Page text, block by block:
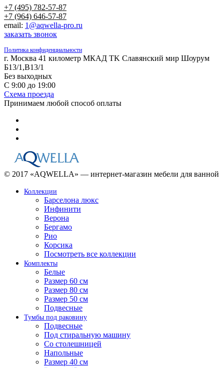
+7 (495) 782-57-87
+7 (964) 646-57-87
email: 1@aqwella-pro.ru
заказать звонок
Политика конфиденциальности
г. Москва 41 километр МКАД TK Славянский мир Шоурум
Б13/1,В13/1
Без выходных
С 9:00 до 19:00
Схема проезда
Принимаем любой способ оплаты
© 2017 «AQWELLA» — интернет-магазин мебели для ванной
Коллекции
Барселона люкс
Инфинити
Верона
Бергамо
Рио
Корсика
Посмотреть все коллекции
Комплекты
Белые
Размер 60 см
Размер 80 см
Размер 50 см
Подвесные
Тумбы под раковину
Подвесные
Под стиральную машину
Со столешницей
Напольные
Размер 40 см